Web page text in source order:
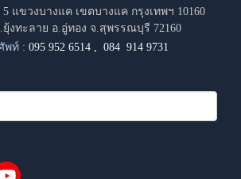
แขวงบางแค เขตบางแค กรุงเทพฯ 10160
ยุ้งทะลาย อ.อู่ทอง จ.สุพรรณบุรี 72160
พท์ : 095 952 6514 ,084 914 9731